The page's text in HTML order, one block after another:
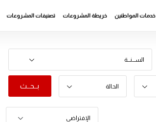
خدمات المواطنين خريطة المشروعات تصنيفات المشروعات
الســـنـــة
الحالة بــحــث
الإفتراضى